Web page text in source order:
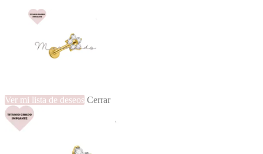
Ver mi lista de deseos Cerrar